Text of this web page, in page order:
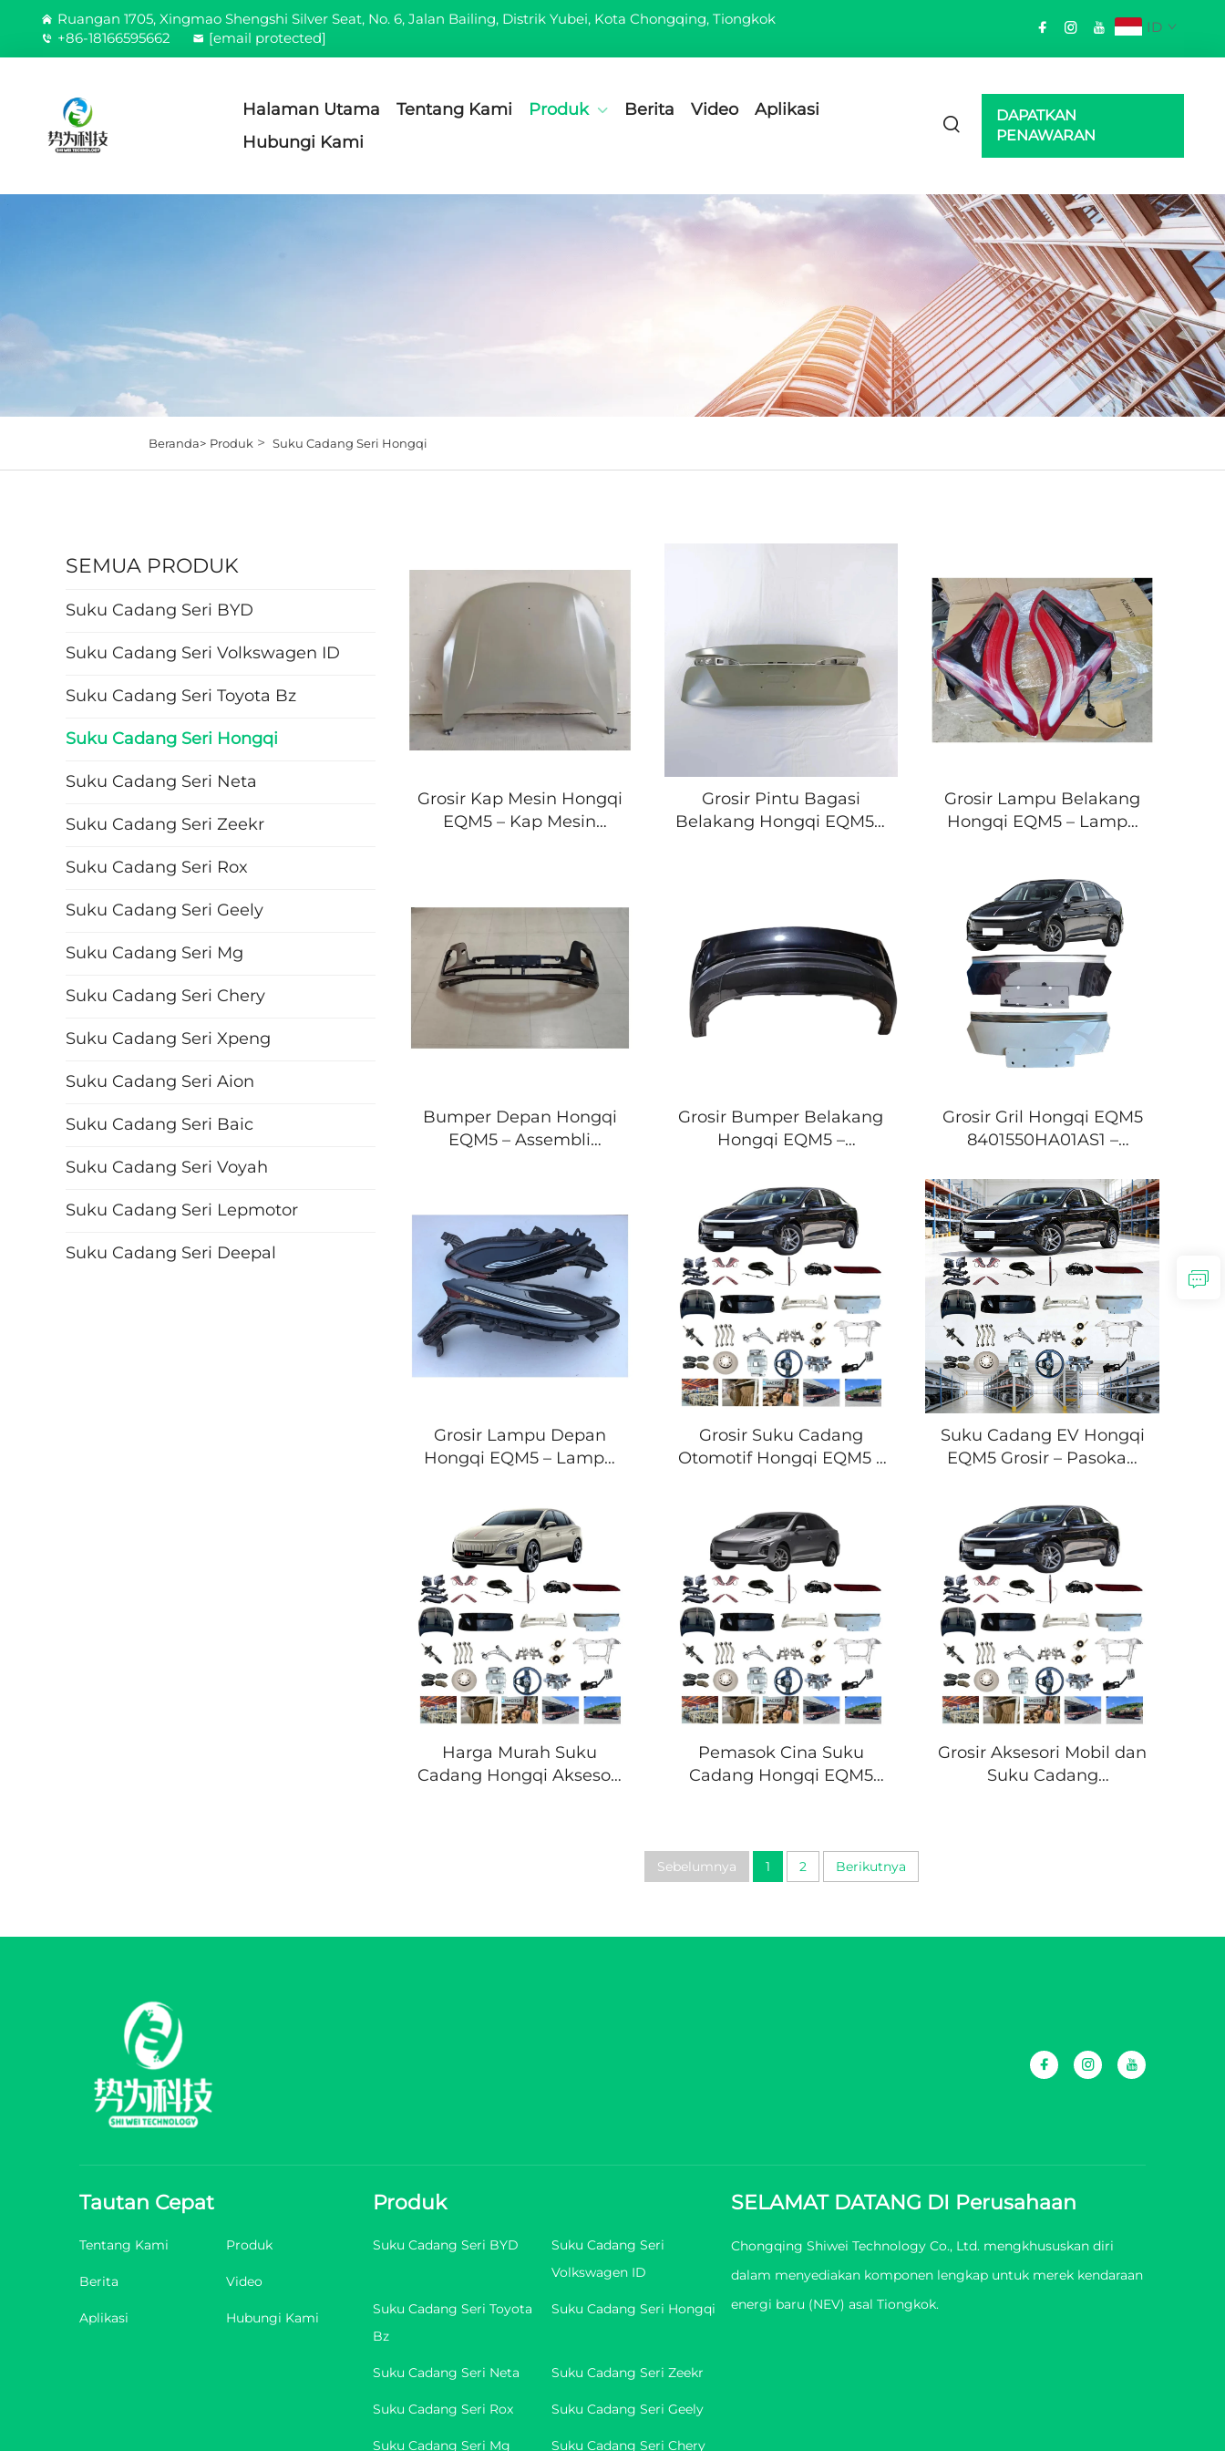
Ruangan 1705, Xingmao Shengshi Silver Seat, No. 6, Jalan Bailing, Distrik Yubei, Kota Chongqing, Tiongkok
+86-18166595662
[email protected]
ID
Halaman Utama Tentang Kami Produk Berita Video
Aplikasi
Hubungi Kami
DAPATKAN
PENAWARAN
Beranda> Produk > Suku Cadang Seri Hongqi
SEMUA PRODUK
Suku Cadang Seri BYD
Suku Cadang Seri Volkswagen ID
Suku Cadang Seri Toyota Bz
Suku Cadang Seri Hongqi
Suku Cadang Seri Neta
Suku Cadang Seri Zeekr
Suku Cadang Seri Rox
Suku Cadang Seri Geely
Suku Cadang Seri Mg
Suku Cadang Seri Chery
Suku Cadang Seri Xpeng
Suku Cadang Seri Aion
Suku Cadang Seri Baic
Suku Cadang Seri Voyah
Suku Cadang Seri Lepmotor
Suku Cadang Seri Deepal
Grosir Kap Mesin Hongqi
EQM5 – Kap Mesin
8402015HA01S2 –
Pesanan Grosir untuk
Suku Cadang Body Mobil
Grosir Pintu Bagasi
Belakang Hongqi EQM5 –
Pesanan Grosir untuk
Bengkel Body Mobil &
Distributor Suku Cadang
Grosir Lampu Belakang
Hongqi EQM5 – Lampu
untuk E-QM5 (2022–2026)
3716035HA01
3716040HA01
3716075HA01
3716080HA01 – Pesanan
Grosir untuk Bengkel
Body Mobil & Distributor
Suku Cadang
Bumper Depan Hongqi
EQM5 – Assembli
2803111HA01S1, Siap
Warna Pabrik
Grosir Bumper Belakang
Hongqi EQM5 –
Pabrik untuk E-QM5
(2022–2026) – Pesanan
Grosir untuk Bengkel
Mobil & Pemeliharaan
Armada
Grosir Gril Hongqi EQM5
8401550HA01AS1 –
Langsung dari Pabrik
untuk E-QM5 (2022–2026)
– Pesanan Grosir untuk
Bengkel Body Mobil &
Distributor Suku Cadang
Grosir Lampu Depan
Hongqi EQM5 – Lampu
Langsung dari Pabrik
untuk E-QM5 (2022–2026)
3711025HA01
3711030HA01
3711075HA01
3711080HA01
Grosir Suku Cadang
Otomotif Hongqi EQM5 –
Jenis
Suku Cadang EV Hongqi
EQM5 Grosir – Pasokan
Premium Tersedia untuk
Aksesori Mobil
Harga Murah Suku
Cadang Hongqi Aksesori
Pemasok Cina Suku
Cadang Hongqi EQM5
Grosir Aksesori Mobil dan
Suku Cadang
Sebelumnya 1 2 Berikutnya
Tautan Cepat
Tentang Kami Produk
Berita Video
Aplikasi Hubungi Kami
Produk
Suku Cadang Seri BYD
Suku Cadang Seri
Volkswagen ID
Suku Cadang Seri Toyota
Bz
Suku Cadang Seri Hongqi
Suku Cadang Seri Neta Suku Cadang Seri Zeekr
Suku Cadang Seri Rox Suku Cadang Seri Geely
Suku Cadang Seri Mg Suku Cadang Seri Chery
SELAMAT DATANG DI Perusahaan
Chongqing Shiwei Technology Co., Ltd. mengkhususkan diri
dalam menyediakan komponen lengkap untuk merek kendaraan
energi baru (NEV) asal Tiongkok.